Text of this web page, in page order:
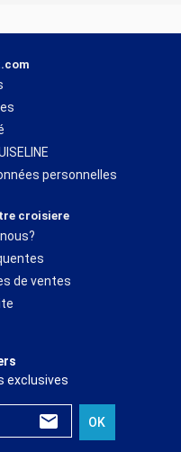
personnelles
croisiere
de ventes
exclusives
OK